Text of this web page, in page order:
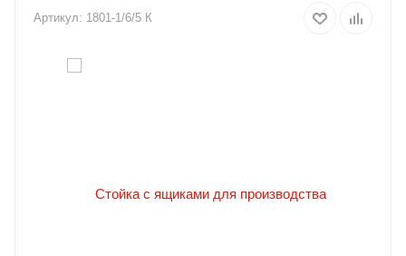
Артикул: 1801-1/6/5 К